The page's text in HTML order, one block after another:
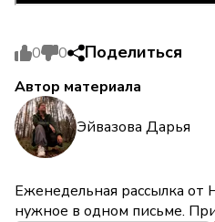
0 0 Поделиться
Автор материала
Эйвазова Дарья
Еженедельная рассылка от
нужное в одном письме.